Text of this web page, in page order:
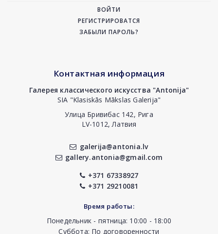
ВОЙТИ
РЕГИСТРИРОВАТСЯ
ЗАБЫЛИ ПАРОЛЬ?
Контактная информация
Галерея классического искусства "Antonija"
SIA "Klasiskās Mākslas Galerija"
Улица Бривибас 142, Рига
LV-1012, Латвия
galerija@antonia.lv
gallery.antonia@gmail.com
+371 67338927
+371 29210081
Время работы:
Понедельник - пятница: 10:00 - 18:00
Суббота: По договоренности